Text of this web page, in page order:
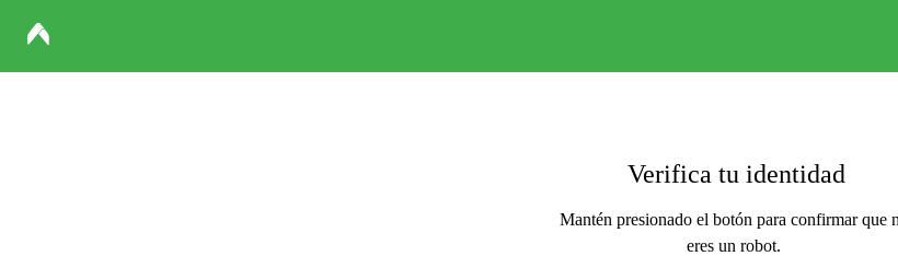
Verifica tu identidad
Mantén presionado el botón para confirmar que
eres un robot.